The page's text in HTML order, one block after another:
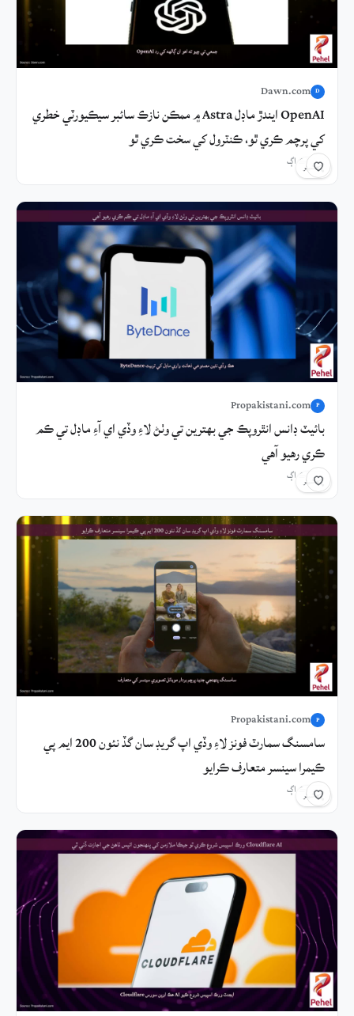
D
Dawn.com
OpenAI ايندڙ ماڊل Astra ۾ ممڪن نازڪ سائبر سيڪيورٽي خطري
کي پرچم ڪري ٿو، ڪنٽرول کي سخت ڪري ٿو
3 ڪلاڪ اڳ شيئر
P
Propakistani.com
بائيٽ ڊانس انٿروپڪ جي بهترين تي وٺڻ لاءِ وڏي اي آءِ ماڊل تي ڪم
ڪري رهيو آهي
5 ڪلاڪ اڳ شيئر
P
Propakistani.com
سامسنگ سمارٽ فونز لاءِ وڏي اپ گريڊ سان گڏ نئون 200 ايم پي
ڪيمرا سينسر متعارف ڪرايو
5 ڪلاڪ اڳ شيئر